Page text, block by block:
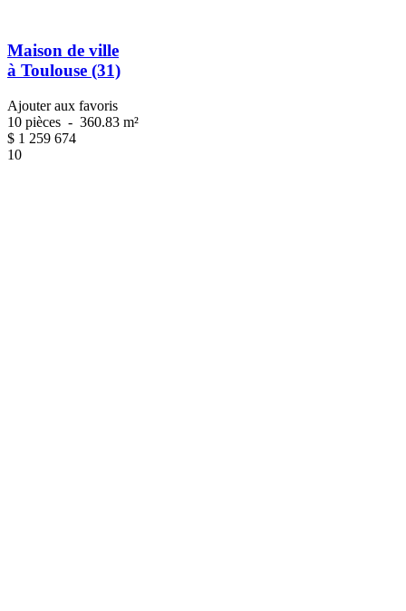
Maison de ville
à Toulouse (31)
Ajouter aux favoris
10 pièces - 360.83 m²
$ 1 259 674
10